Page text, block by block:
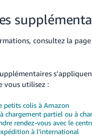
consultez la page
vous utilisez :
petits colis à Amazon
chargement partiel ou à
rendez-vous avec le
à l’international